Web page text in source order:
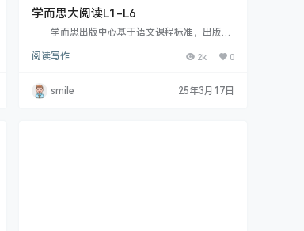
学而思大阅读L1-L6
学而思出版中心基于语文课程标准，出版
用合适的方法，读合适的书”，真正爱上阅读。
成长的中文分级阅读书籍，依照教育部义务教育
语文课程标准，分龄适读，科学、文学、文化素
阅读写作 2k 0
smile 25年3月17日